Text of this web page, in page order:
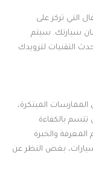
التي تركز على
سيارتك. سيتم
التقنيات لتزويدك
المبتكرة،
بالكفاءة
والخبرة
بغض النظر عن